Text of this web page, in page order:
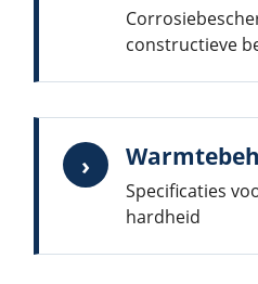
constructieve
›
Specificaties
hardheid